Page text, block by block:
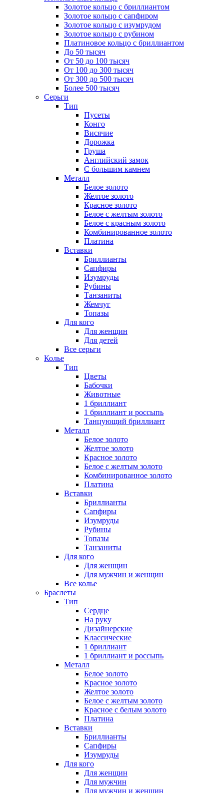
Золотое кольцо с бриллиантом
Золотое кольцо с сапфиром
Золотое кольцо с изумрудом
Золотое кольцо с рубином
Платиновое кольцо с бриллиантом
До 50 тысяч
От 50 до 100 тысяч
От 100 до 300 тысяч
От 300 до 500 тысяч
Более 500 тысяч
Серьги
Тип
Пусеты
Конго
Висячие
Дорожка
Груша
Английский замок
С большим камнем
Металл
Белое золото
Желтое золото
Красное золото
Белое с желтым золото
Белое с красным золото
Комбинированное золото
Платина
Вставки
Бриллианты
Сапфиры
Изумруды
Рубины
Танзаниты
Жемчуг
Топазы
Для кого
Для женщин
Для детей
Все серьги
Колье
Тип
Цветы
Бабочки
Животные
1 бриллиант
1 бриллиант и россыпь
Танцующий бриллиант
Металл
Белое золото
Желтое золото
Красное золото
Белое с желтым золото
Комбинированное золото
Платина
Вставки
Бриллианты
Сапфиры
Изумруды
Рубины
Топазы
Танзаниты
Для кого
Для женщин
Для мужчин и женщин
Все колье
Браслеты
Тип
Сердце
На руку
Дизайнерские
Классические
1 бриллиант
1 бриллиант и россыпь
Металл
Белое золото
Красное золото
Желтое золото
Белое с желтым золото
Красное с белым золото
Платина
Вставки
Бриллианты
Сапфиры
Изумруды
Для кого
Для женщин
Для мужчин
Для мужчин и женщин